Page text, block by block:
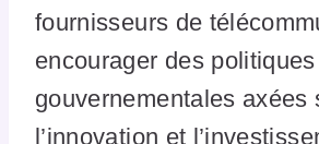
fournisseurs de
encourager des politiques
gouvernementales axées
l’innovation et